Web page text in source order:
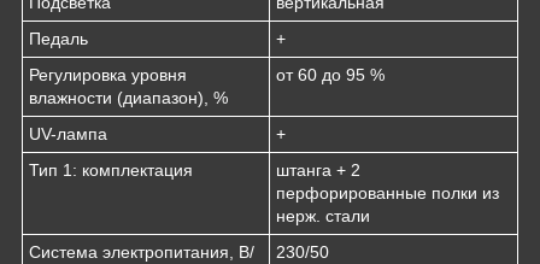
Педаль
+
Регулировка уровня
влажности (диапазон), %
от 60 до 95 %
UV-лампа
+
Тип 1: комплектация
штанга + 2
перфорированные полки из
нерж. стали
Система электропитания, В/
230/50